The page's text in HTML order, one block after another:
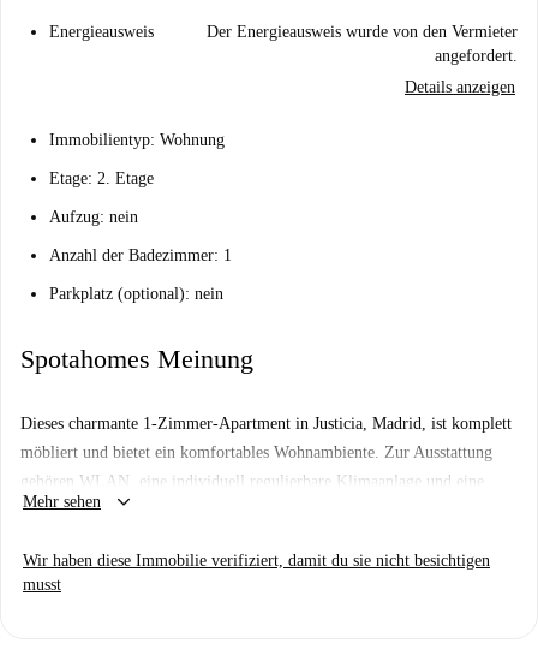
Energieausweis
Der Energieausweis wurde von den Vermieter
angefordert.
Details anzeigen
Immobilientyp: Wohnung
Etage: 2. Etage
Aufzug: nein
Anzahl der Badezimmer: 1
Parkplatz (optional): nein
Spotahomes Meinung
Dieses charmante 1-Zimmer-Apartment in Justicia, Madrid, ist komplett
möbliert und bietet ein komfortables Wohnambiente. Zur Ausstattung
gehören WLAN, eine individuell regulierbare Klimaanlage und eine
eigene Waschmaschine. Es ist ideal für Berufstätige, Studierende und
und bestätigt wurde.
Mehr sehen keyboard_arrow_down
Wir haben diese Immobilie verifiziert, damit du sie nicht besichtigen
musst